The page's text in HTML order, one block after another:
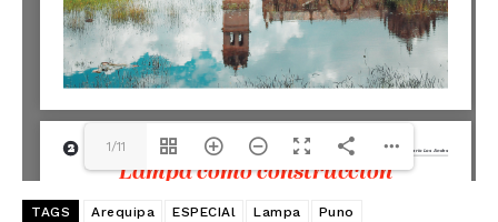
1/11
TAGS Arequipa ESPECIAl Lampa Puno